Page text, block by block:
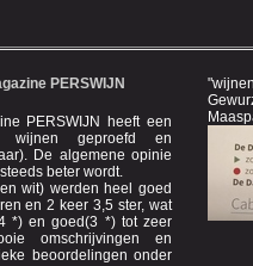
in wijnmagazine PERSWIJN
PERSWIJN heeft een
was dat de Nederlandse wijn steeds beter wordt.
wit) werden heel goed
en 2 keer 3,5 ster, wat
*) en goed(3 *) tot zeer
omschrijvingen en